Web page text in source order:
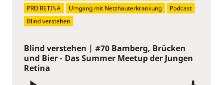
Blind verstehen | #70 Bamberg, Brücken
und Bier - Das Summer Meetup der Jungen
Retina
PRO RETINA
Umgang mit Netzhauterkrankung
Podcast
Blind verstehen